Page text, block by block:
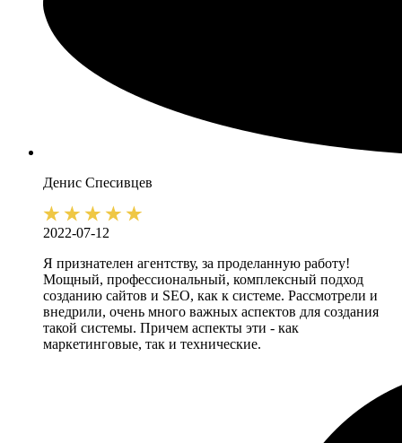
Денис Спесивцев
2022-07-12
Я признателен агентству, за проделанную работу!
Мощный, профессиональный, комплексный подход
созданию сайтов и SEO, как к системе. Рассмотрели и
внедрили, очень много важных аспектов для создания
такой системы. Причем аспекты эти - как
маркетинговые, так и технические.